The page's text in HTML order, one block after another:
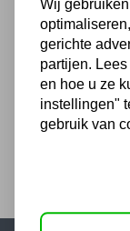
Wij
gerichte
partijen.
en hoe u ze
instellingen"
gebruik van